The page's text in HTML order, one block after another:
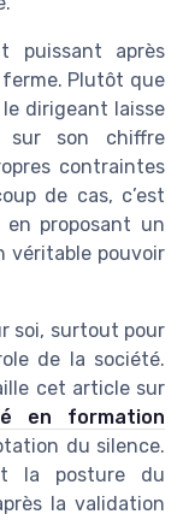
puissant après
ferme. Plutôt que
dirigeant laisse
sur son chiffre
contraintes
de cas, c’est
en proposant un
véritable pouvoir
soi, surtout pour
de la société.
cet article sur
en formation
du silence.
la posture du
la validation